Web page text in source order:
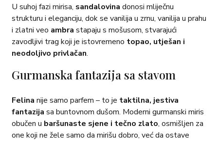
U suhoj fazi mirisa, sandalovina donosi mliječnu
strukturu i eleganciju, dok se vanilija u zrnu, vanilija u prahu
i zlatni veo ambra stapaju s mošusom, stvarajući
zavodljivi trag koji je istovremeno topao, utješan i
neodoljivo privlačan.
Gurmanska fantazija sa stavom
Felina nije samo parfem – to je taktilna, jestiva
fantazija sa buntovnom dušom. Moderni gurmanski miris
obučen u baršunaste sjene i tečno zlato, osmišljen za
one koji ne žele samo da mirišu dobro, već da ostave